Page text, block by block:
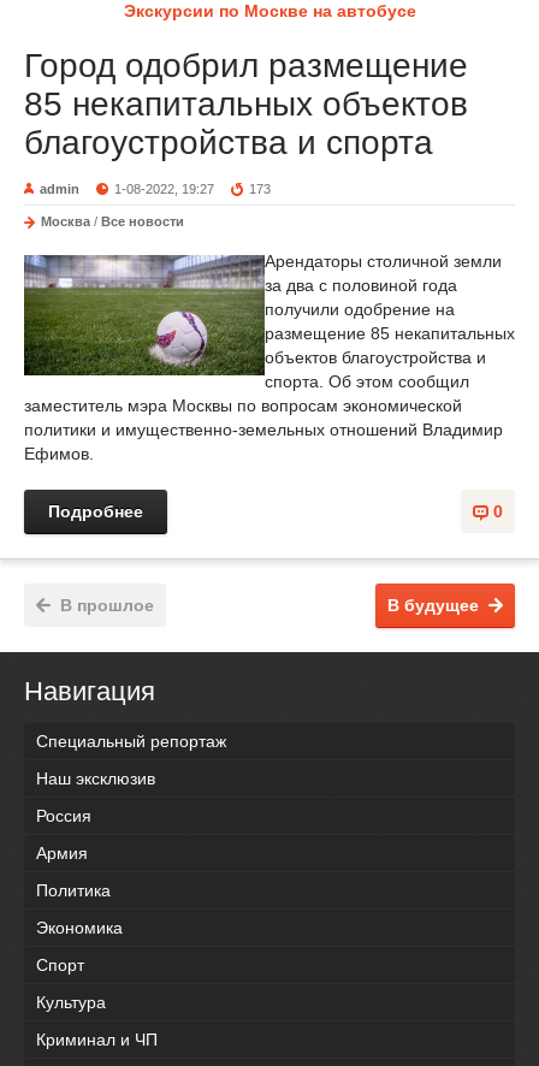
Экскурсии по Москве на автобусе
Город одобрил размещение
85 некапитальных объектов
благоустройства и спорта
admin 1-08-2022, 19:27 173
Москва / Все новости
Арендаторы столичной земли
за два с половиной года
получили одобрение на
размещение 85 некапитальных
объектов благоустройства и
спорта. Об этом сообщил
заместитель мэра Москвы по вопросам экономической
политики и имущественно-земельных отношений Владимир
Ефимов.
0
Подробнее
В будущее
В прошлое
Навигация
Специальный репортаж
Наш эксклюзив
Россия
Армия
Политика
Экономика
Спорт
Культура
Криминал и ЧП